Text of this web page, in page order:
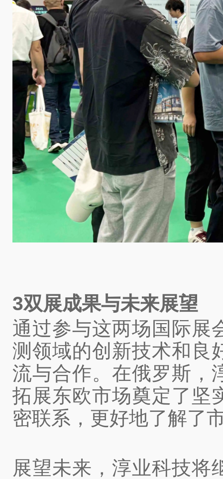
3双展成果与未来展望
通过参与这两场国际展
测领域的创新技术和良
流与合作。在俄罗斯，
拓展东欧市场奠定了坚
密联系，更好地了解了
展望未来，淳业科技将